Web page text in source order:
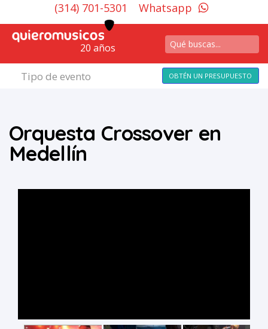
(314) 701-5301 Whatsapp
20 años
Tipo de evento OBTÉN UN PRESUPUESTO
Orquesta Crossover en
Medellín